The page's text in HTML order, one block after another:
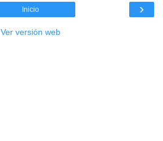
›
Inicio
Ver versión web